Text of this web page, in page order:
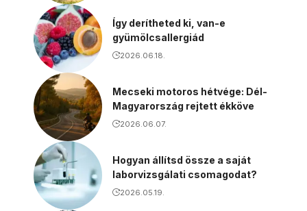
Így derítheted ki, van-e
gyümölcsallergiád
2026.06.18.
Mecseki motoros hétvége: Dél-
Magyarország rejtett ékköve
2026.06.07.
Hogyan állítsd össze a saját
laborvizsgálati csomagodat?
2026.05.19.